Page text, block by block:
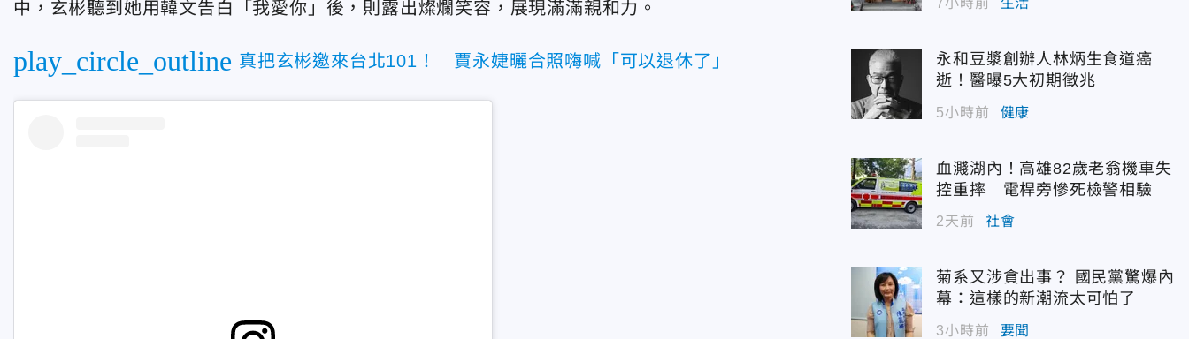
中，玄彬聽到她用韓文告白「我愛你」後，則露出燦爛笑容，展現滿滿親和力。
play_circle_outline 真把玄彬邀來台北101！ 賈永婕曬合照嗨喊「可以退休了」
7小時前 生活
永和豆漿創辦人林炳生食道癌
逝！醫曝5大初期徵兆
5小時前 健康
血濺湖內！高雄82歲老翁機車失
控重摔 電桿旁慘死檢警相驗
2天前 社會
菊系又涉貪出事？ 國民黨驚爆內
幕：這樣的新潮流太可怕了
3小時前 要聞